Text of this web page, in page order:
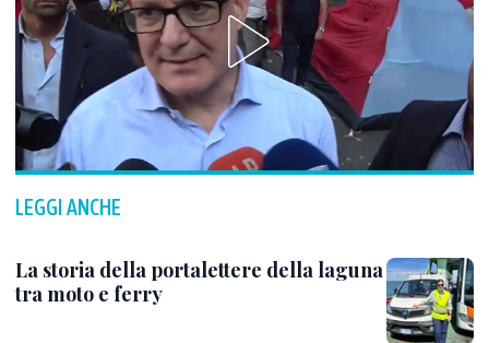
LEGGI ANCHE
La storia della portalettere della laguna
tra moto e ferry